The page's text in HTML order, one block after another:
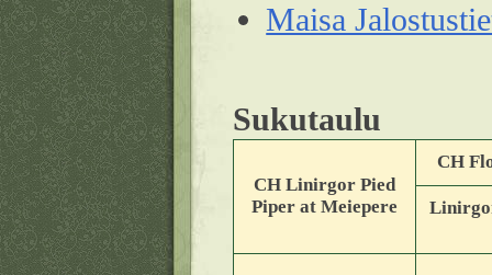
Maisa
Sukutaulu
CH Linirgor Pied
Piper at Meiepere
CH